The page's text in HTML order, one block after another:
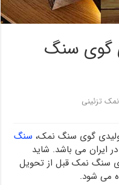
گوی سنگ
تزئینی
گوی سنگ نمک، سنگ
در ایران می باشد. شاید
سنگ نمک قبل از تحویل
می شود.